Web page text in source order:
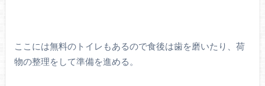
ここには無料のトイレもあるので食後は歯を磨いたり、荷
物の整理をして準備を進める。